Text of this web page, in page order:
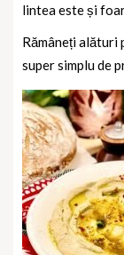
lintea este și
Rămâneți alături
super simplu de